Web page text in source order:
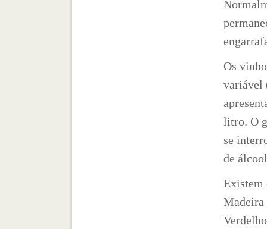
Os
variável
litro. O
se
de
Existem
Madeira